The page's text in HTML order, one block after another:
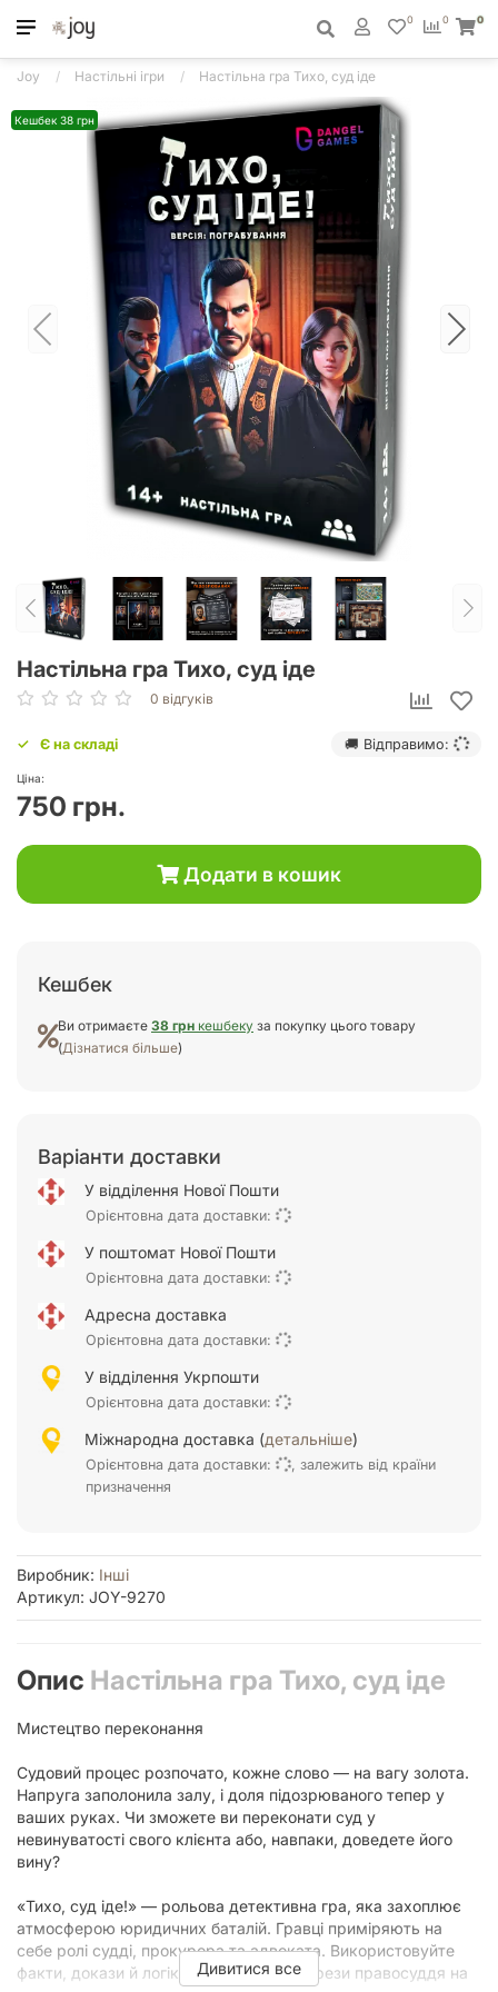
0
0 0
Joy Настільні ігри Настільна гра Тихо, суд іде
Кешбек 38 грн
Настільна гра Тихо, суд іде
0 відгуків
Є на складі 🚚 Відправимо:
Ціна:
750 грн.
Додати в кошик
Кешбек
Ви отримаєте 38 грн кешбеку за покупку цього товару
(Дізнатися більше)
Варіанти доставки
У відділення Нової Пошти
Орієнтовна дата доставки:
У поштомат Нової Пошти
Орієнтовна дата доставки:
Адресна доставка
Орієнтовна дата доставки:
У відділення Укрпошти
Орієнтовна дата доставки:
Міжнародна доставка (детальніше)
Орієнтовна дата доставки:
, залежить від країни
призначення
Виробник: Інші
Артикул: JOY-9270
Опис Настільна гра Тихо, суд іде
Мистецтво переконання
Судовий процес розпочато, кожне слово — на вагу золота.
Напруга заполонила залу, і доля підозрюваного тепер у
ваших руках. Чи зможете ви переконати суд у
невинуватості свого клієнта або, навпаки, доведете його
вину?
«Тихо, суд іде!» — рольова детективна гра, яка захоплює
атмосферою юридичних баталій. Гравці приміряють на
себе ролі судді, прокурора та адвоката. Використовуйте
факти, докази й логіку, щоб схилити терези правосуддя на
Дивитися все